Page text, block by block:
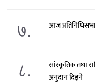
७. आज
८.
सांस्कृतिक तथा
अनुदान दिइने